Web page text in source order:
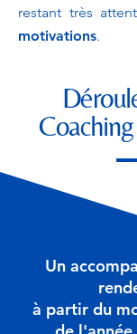
restant très
motivations.
Un
à partir du